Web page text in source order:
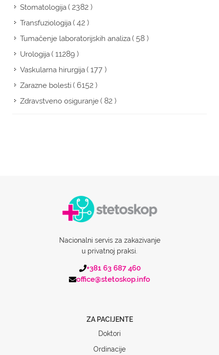
Stomatologija( 2382 )
Transfuziologija( 42 )
Tumačenje laboratorijskih analiza( 58 )
Urologija( 11289 )
Vaskularna hirurgija( 177 )
Zarazne bolesti( 6152 )
Zdravstveno osiguranje( 82 )
Nacionalni servis za zakazivanje
u privatnoj praksi.
+381 63 687 460
office@stetoskop.info
ZA PACIJENTE
Doktori
Ordinacije